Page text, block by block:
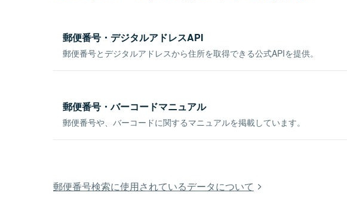
郵便番号・デジタルアドレスAPI
郵便番号とデジタルアドレスから住所を取得できる公式APIを提供。
郵便番号・バーコードマニュアル
郵便番号や、バーコードに関するマニュアルを掲載しています。
郵便番号検索に使用されているデータについて